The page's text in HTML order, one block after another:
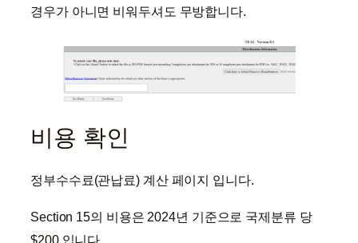
경우가 아니면 비워두셔도 무방합니다.
비용 확인
정부수수료(관납료) 계산 페이지 입니다.
Section 15의 비용은 2024년 기준으로 국제분류 당
$200 입니다.